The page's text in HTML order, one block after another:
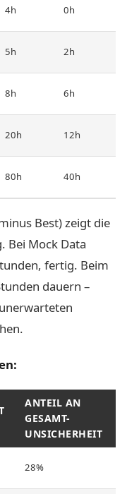
4h 0h
5h 2h
8h 6h
20h 12h
80h 40h
Best) zeigt die
Bei Mock Data
fertig. Beim
dauern –
ANTEIL AN
GESAMT-
UNSICHERHEIT
28%